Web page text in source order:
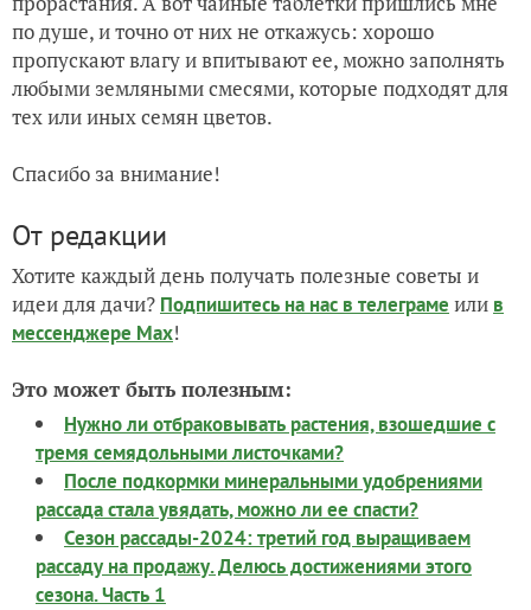
по душе, и точно от них не откажусь: хорошо
пропускают влагу и впитывают ее, можно заполнять
любыми земляными смесями, которые подходят для
тех или иных семян цветов.
Спасибо за внимание!
От редакции
Хотите каждый день получать полезные советы и
идеи для дачи? Подпишитесь на нас в телеграме или в
мессенджере Max!
Это может быть полезным:
Нужно ли отбраковывать растения, взошедшие с
тремя семядольными листочками?
После подкормки минеральными удобрениями
рассада стала увядать, можно ли ее спасти?
Сезон рассады-2024: третий год выращиваем
рассаду на продажу. Делюсь достижениями этого
сезона. Часть 1